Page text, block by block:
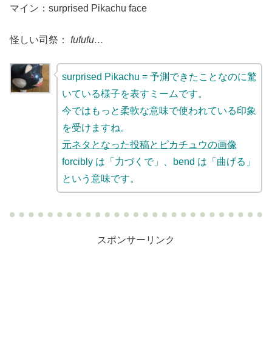
マイン：surprised Pikachu face
怪しい司祭： fufufu…
surprised Pikachu = 予測できたことなのに驚
いている様子を表すミームです。
今ではもっと柔軟な意味で使われている印象
を受けますね。
元ネタとなった投稿とピカチュウの画像
forcibly は「力づくで」、bend は「曲げる」
という意味です。
スポンサーリンク